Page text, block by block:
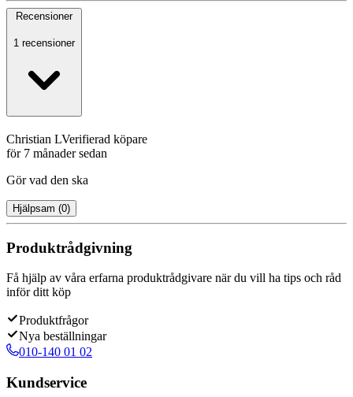
Recensioner
1 recensioner
Christian LVerifierad köpare
för 7 månader sedan
Gör vad den ska
Hjälpsam (0)
Produktrådgivning
Få hjälp av våra erfarna produktrådgivare när du vill ha tips och råd
inför ditt köp
Produktfrågor
Nya beställningar
010-140 01 02
Kundservice